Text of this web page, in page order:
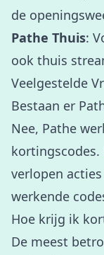
de
Pathe Thuis:
ook thuis
Veelgestelde
Bestaan er
Nee, Pathe
kortingscodes.
verlopen
werkende
Hoe krijg ik
De meest